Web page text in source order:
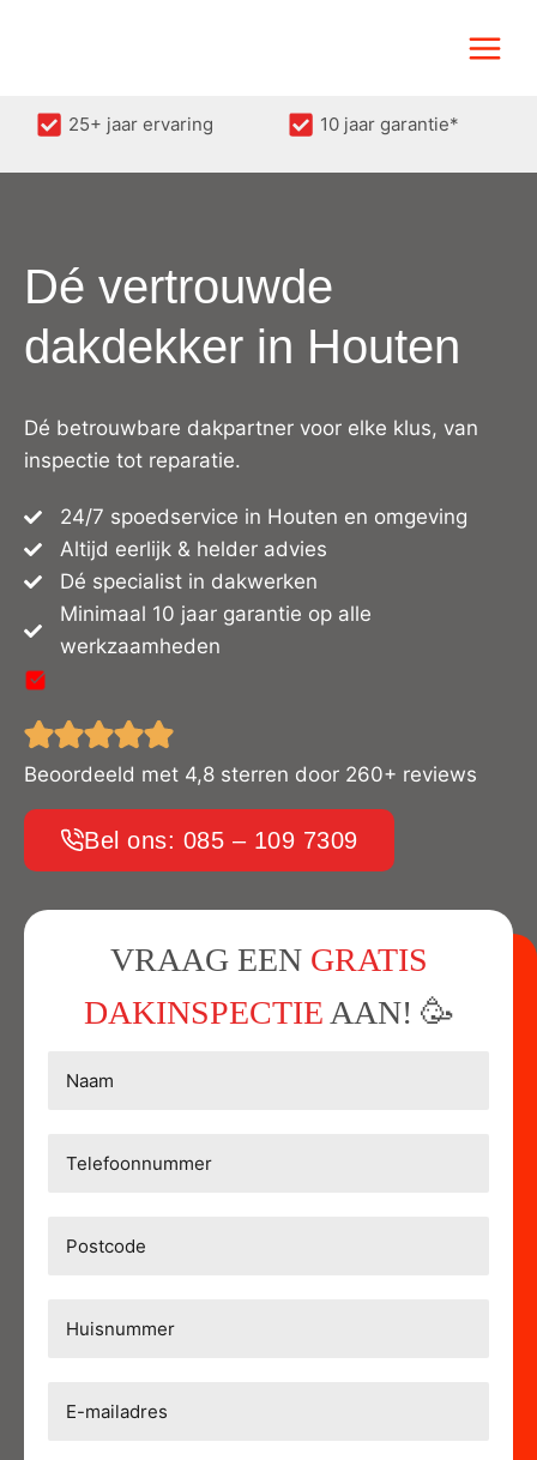
25+ jaar ervaring 10 jaar garantie*
Dé vertrouwde
dakdekker in Houten
Dé betrouwbare dakpartner voor elke klus, van
inspectie tot reparatie.
24/7 spoedservice in Houten en omgeving
Altijd eerlijk & helder advies
Dé specialist in dakwerken
Minimaal 10 jaar garantie op alle
werkzaamheden
Beoordeeld met 4,8 sterren door 260+ reviews
Bel ons: 085 – 109 7309
VRAAG EEN GRATIS
DAKINSPECTIE AAN! 🥳